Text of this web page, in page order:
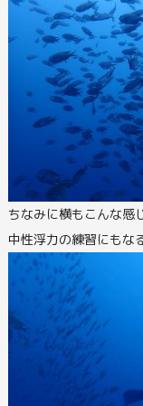
ちなみに横もこんな感
中性浮力の練習にもな